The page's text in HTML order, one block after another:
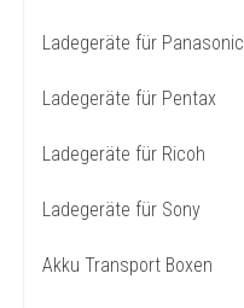
Ladegeräte für Panasonic
Ladegeräte für Pentax
Ladegeräte für Ricoh
Ladegeräte für Sony
Akku Transport Boxen